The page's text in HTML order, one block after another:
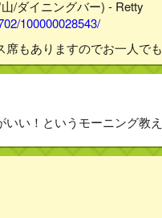
/ダイニングバー) - Retty
100000028543/
もありますのでお一人で
い！というモーニング教